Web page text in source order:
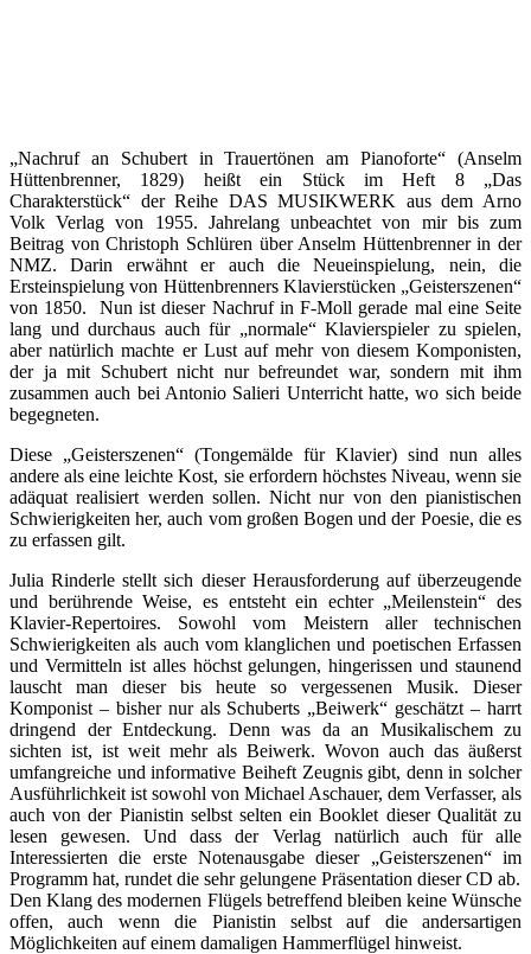
„Nachruf an Schubert in Trauertönen am Pianoforte“ (Anselm
Hüttenbrenner, 1829) heißt ein Stück im Heft 8 „Das
Charakterstück“ der Reihe DAS MUSIKWERK aus dem Arno
Volk Verlag von 1955. Jahrelang unbeachtet von mir bis zum
Beitrag von Christoph Schlüren über Anselm Hüttenbrenner in der
NMZ. Darin erwähnt er auch die Neueinspielung, nein, die
Ersteinspielung von Hüttenbrenners Klavierstücken „Geisterszenen“
von 1850. Nun ist dieser Nachruf in F-Moll gerade mal eine Seite
lang und durchaus auch für „normale“ Klavierspieler zu spielen,
aber natürlich machte er Lust auf mehr von diesem Komponisten,
der ja mit Schubert nicht nur befreundet war, sondern mit ihm
zusammen auch bei Antonio Salieri Unterricht hatte, wo sich beide
begegneten.
Diese „Geisterszenen“ (Tongemälde für Klavier) sind nun alles
andere als eine leichte Kost, sie erfordern höchstes Niveau, wenn sie
adäquat realisiert werden sollen. Nicht nur von den pianistischen
Schwierigkeiten her, auch vom großen Bogen und der Poesie, die es
zu erfassen gilt.
Julia Rinderle stellt sich dieser Herausforderung auf überzeugende
und berührende Weise, es entsteht ein echter „Meilenstein“ des
Klavier-Repertoires. Sowohl vom Meistern aller technischen
Schwierigkeiten als auch vom klanglichen und poetischen Erfassen
und Vermitteln ist alles höchst gelungen, hingerissen und staunend
lauscht man dieser bis heute so vergessenen Musik. Dieser
Komponist – bisher nur als Schuberts „Beiwerk“ geschätzt – harrt
dringend der Entdeckung. Denn was da an Musikalischem zu
sichten ist, ist weit mehr als Beiwerk. Wovon auch das äußerst
umfangreiche und informative Beiheft Zeugnis gibt, denn in solcher
Ausführlichkeit ist sowohl von Michael Aschauer, dem Verfasser, als
auch von der Pianistin selbst selten ein Booklet dieser Qualität zu
lesen gewesen. Und dass der Verlag natürlich auch für alle
Interessierten die erste Notenausgabe dieser „Geisterszenen“ im
Programm hat, rundet die sehr gelungene Präsentation dieser CD ab.
Den Klang des modernen Flügels betreffend bleiben keine Wünsche
offen, auch wenn die Pianistin selbst auf die andersartigen
Möglichkeiten auf einem damaligen Hammerflügel hinweist.